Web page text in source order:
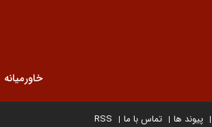
خاورمیانه
پیوند ها تماس با ما RSS